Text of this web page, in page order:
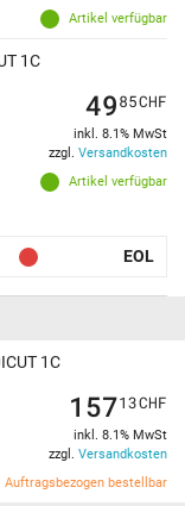
Artikel verfügbar
1C
Artikel verfügbar
4985CHF
inkl. 8.1% MwSt
zzgl. Versandkosten
EOL
1C
Auftragsbezogen bestellbar
15713CHF
inkl. 8.1% MwSt
zzgl. Versandkosten